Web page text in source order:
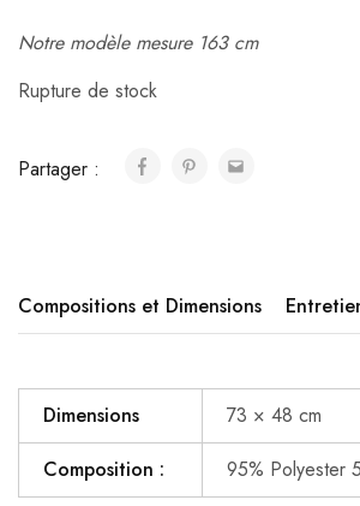
Notre modèle mesure 163 cm
Rupture de stock
Partager :
Compositions et Dimensions
Dimensions
73 × 48 cm
Composition :
95% Polyester